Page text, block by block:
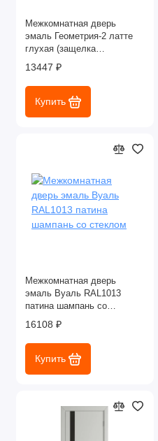
Межкомнатная дверь
эмаль Геометрия-2 латте
глухая (защелка
магнитная)
13447 ₽
Купить
Межкомнатная дверь
эмаль Вуаль RAL1013
патина шампань со
стеклом
16108 ₽
Купить